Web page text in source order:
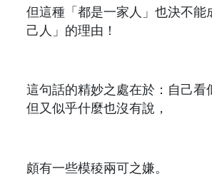
但這種「都是一家人」也決不能
己人」的理由！
這句話的精妙之處在於：自己看
但又似乎什麼也沒有說，
頗有一些模稜兩可之嫌。